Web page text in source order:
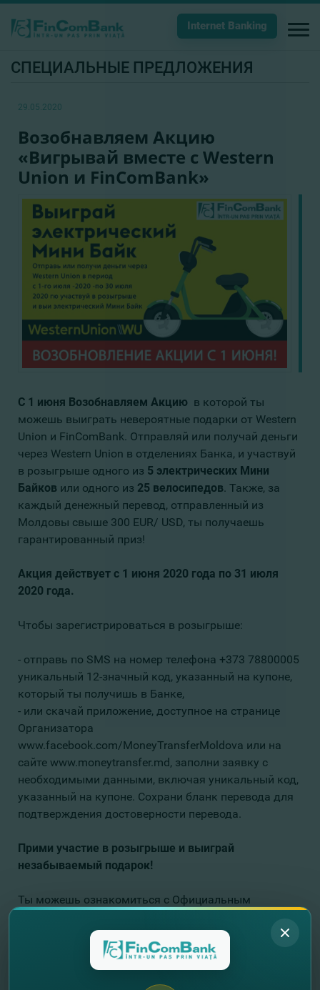
Internet Banking
СПЕЦИАЛЬНЫЕ ПРЕДЛОЖЕНИЯ
29.05.2020
Возобнавляем Акцию
«Вигрывай вместе с Western
Union и FinComBank»
С 1 июня Возобнавляем Акцию в которой ты
можешь выиграть невероятные подарки от Western
Union и FinComBank. Отправляй или получай деньги
через Western Union в отделениях Банка, и участвуй
в розыгрыше одного из 5 электрических Мини
Байков или одного из 25 велосипедов. Также, за
каждый денежный перевод, отправленный из
Молдовы свыше 300 EUR/ USD, ты получаешь
гарантированный приз!
Акция действует с 1 июня 2020 года по 31 июля
2020 года.
Чтобы зарегистрироваться в розыгрыше:
- отправь по SMS на номер телефона +373 78800005
уникальный 12-значный код, указанный на купоне,
который ты получишь в Банке,
- или скачай приложение, доступное на странице
Организатора
www.facebook.com/MoneyTransferMoldova или на
сайте www.moneytransfer.md, заполни заявку с
необходимыми данными, включая уникальный код,
указанный на купоне. Сохрани бланк перевода для
подтверждения достоверности перевода.
Прими участие в розыгрыше и выиграй
незабываемый подарок!
Ты можешь ознакомиться с Официальным